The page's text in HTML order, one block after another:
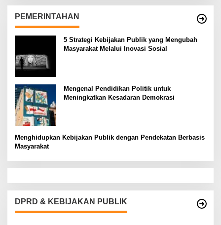
PEMERINTAHAN
5 Strategi Kebijakan Publik yang Mengubah
Masyarakat Melalui Inovasi Sosial
Mengenal Pendidikan Politik untuk
Meningkatkan Kesadaran Demokrasi
Menghidupkan Kebijakan Publik dengan Pendekatan Berbasis
Masyarakat
DPRD & KEBIJAKAN PUBLIK